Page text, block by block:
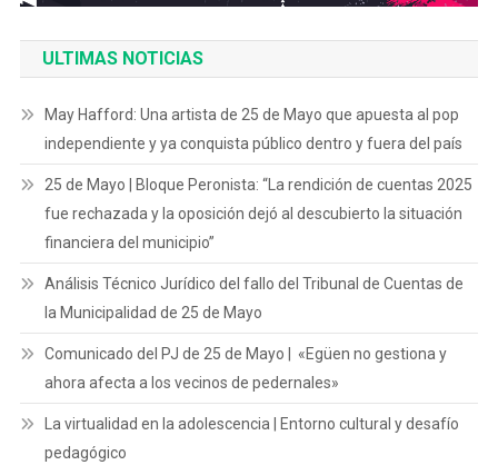
ULTIMAS NOTICIAS
May Hafford: Una artista de 25 de Mayo que apuesta al pop
independiente y ya conquista público dentro y fuera del país
25 de Mayo | Bloque Peronista: “La rendición de cuentas 2025
fue rechazada y la oposición dejó al descubierto la situación
financiera del municipio”
Análisis Técnico Jurídico del fallo del Tribunal de Cuentas de
la Municipalidad de 25 de Mayo
Comunicado del PJ de 25 de Mayo | «Egüen no gestiona y
ahora afecta a los vecinos de pedernales»
La virtualidad en la adolescencia | Entorno cultural y desafío
pedagógico